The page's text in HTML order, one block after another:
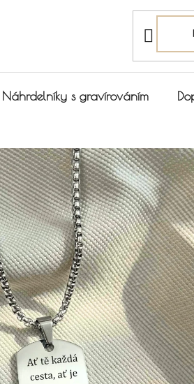
Náhrdelníky s gravírováním